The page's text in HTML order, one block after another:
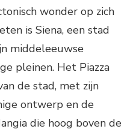
wonder op zich
is Siena, een stad
middeleeuwse
pleinen. Het Piazza
de stad, met zijn
ontwerp en de
die hoog boven de